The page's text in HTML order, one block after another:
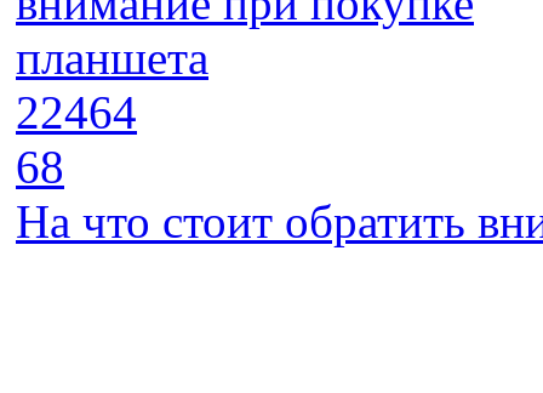
22464
68
На что стоит обратить